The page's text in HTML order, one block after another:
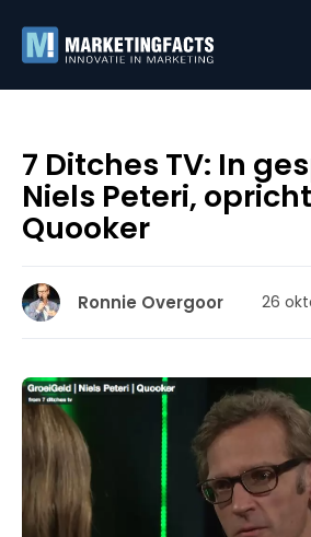
7 Ditches TV: In
Niels Peteri,
Quooker
Ronnie Overgoor 26